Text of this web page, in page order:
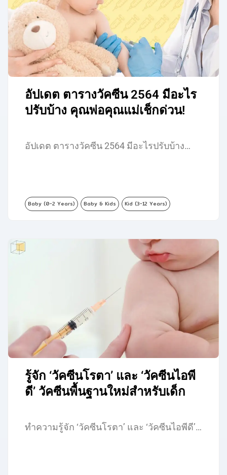
อัปเดต ตารางวัคซีน 2564 มีอะไร
ปรับบ้าง คุณพ่อคุณแม่เช็กด่วน!
อัปเดต ตารางวัคซีน 2564 มีอะไรปรับบ้าง…
Baby (0-2 Years) Baby & Kids Kid (3-12 Years)
รู้จัก ‘วัคซีนโรตา’ และ ‘วัคซีนไอพี
ดี’ วัคซีนพื้นฐานใหม่สำหรับเด็ก
ทำความรู้จัก ‘วัคซีนโรตา’ และ ‘วัคซีนไอพีดี’…